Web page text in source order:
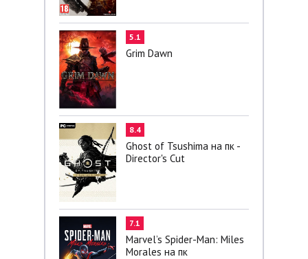
5.1
Grim Dawn
8.4
Ghost of Tsushima на пк -
Director's Cut
7.1
Marvel’s Spider-Man: Miles
Morales на пк